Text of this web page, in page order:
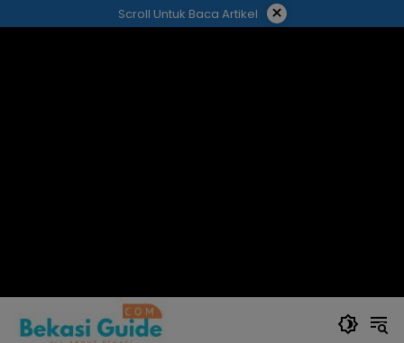
ke
Scroll Untuk Baca Artikel ×